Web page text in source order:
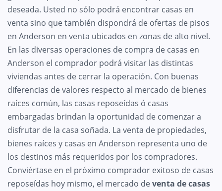
deseada. Usted no sólo podrá encontrar casas en
venta sino que también dispondrá de ofertas de pisos
en Anderson en venta ubicados en zonas de alto nivel.
En las diversas operaciones de compra de casas en
Anderson el comprador podrá visitar las distintas
viviendas antes de cerrar la operación. Con buenas
diferencias de valores respecto al mercado de bienes
raíces común, las casas reposeídas ó casas
embargadas brindan la oportunidad de comenzar a
disfrutar de la casa soñada. La venta de propiedades,
bienes raíces y casas en Anderson representa uno de
los destinos más requeridos por los compradores.
Conviértase en el próximo comprador exitoso de casas
reposeídas hoy mismo, el mercado deventa de casas